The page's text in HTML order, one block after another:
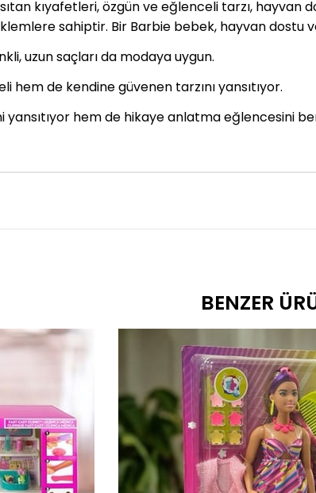
kıyafetleri, özgün ve eğlenceli tarzı,
sahiptir. Bir Barbie bebek, hayvan dostu
uzun saçları da modaya uygun.
hem de kendine güvenen tarzını yansıtıyor.
hem de hikaye anlatma eğlencesini
BENZER